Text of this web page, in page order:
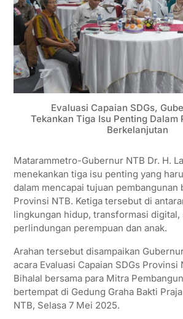
Evaluasi Capaian SDGs,
Tekankan Tiga Isu Penting Dalam
Berkelanjutan
Matarammetro-Gubernur NTB Dr. H.
menekankan tiga isu penting yang
dalam mencapai tujuan pembangunan
Provinsi NTB. Ketiga tersebut di
lingkungan hidup, transformasi digital,
perlindungan perempuan dan anak.
Arahan tersebut disampaikan
acara Evaluasi Capaian SDGs Provinsi
Bihalal bersama para Mitra
bertempat di Gedung Graha Bakti
NTB, Selasa 7 Mei 2025.